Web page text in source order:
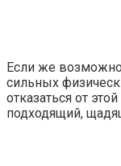
Если же
сильных
отказаться от
подходящий,